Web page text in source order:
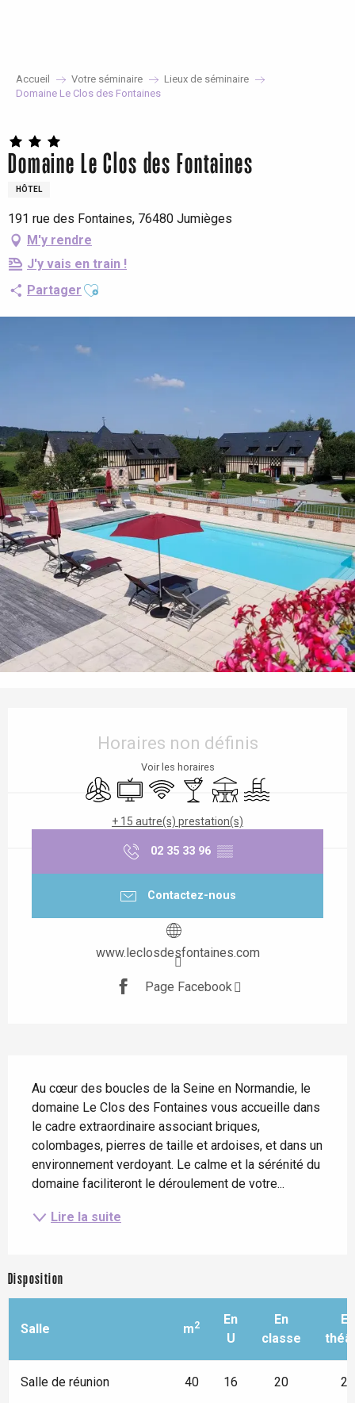
Accueil Votre séminaire
Lieux de séminaire
Domaine Le Clos des Fontaines
Domaine Le Clos des Fontaines
HÔTEL
191 rue des Fontaines, 76480 Jumièges
M'y rendre
J'y vais en train !
Partager Ajouter aux favoris
Horaires non définis
Voir les horaires
Air conditionné
Télévision
WiFi Bar / Buvette
TerrassePiscine
+ 15 autre(s) prestation(s)
02 35 33 96 ▒▒
Contactez-nous
www.leclosdesfontaines.com
Page Facebook
Au cœur des boucles de la Seine en Normandie, le
domaine Le Clos des Fontaines vous accueille dans
le cadre extraordinaire associant briques,
colombages, pierres de taille et ardoises, et dans un
environnement verdoyant. Le calme et la sérénité du
domaine faciliteront le déroulement de votre...
Lire la suite
Disposition
Salle m2
En
U
En
classe
En
Salle de réunion 40 16 20 25